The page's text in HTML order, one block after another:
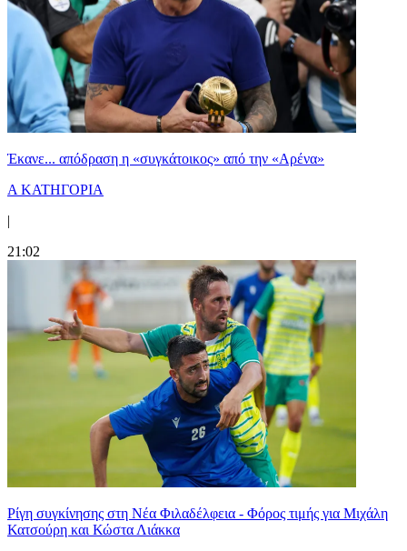
Έκανε... απόδραση η «συγκάτοικος» από την «Αρένα»
Α ΚΑΤΗΓΟΡΙΑ
|
21:02
Ρίγη συγκίνησης στη Νέα Φιλαδέλφεια - Φόρος τιμής για Μιχάλη
Κατσούρη και Κώστα Λιάκκα